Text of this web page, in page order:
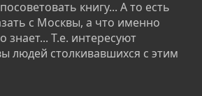
книгу... А то есть
с Москвы, а что именно
знает... Т.е. интересуют
людей столкивавшихся с этим